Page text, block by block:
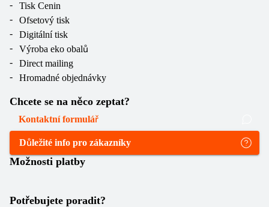
Tisk Cenin
Ofsetový tisk
Digitální tisk
Výroba eko obalů
Direct mailing
Hromadné objednávky
Chcete se na něco zeptat?
Kontaktní formulář
Důležité info pro zákazníky
Možnosti platby
Potřebujete poradit?